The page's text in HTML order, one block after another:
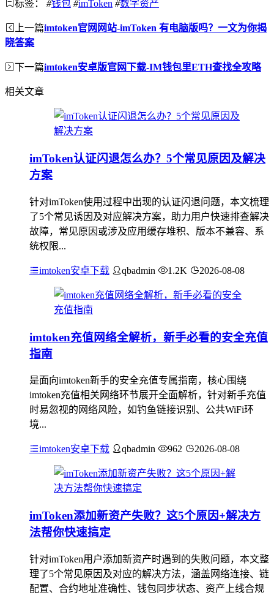
标签： #钱包 #imToken #数字资产
上一篇imtoken官网网站-imToken 有电脑版吗？一文为你揭
晓答案
下一篇imtoken安卓版官网下载-IM钱包里ETH查找全攻略
相关文章
imToken认证闪退怎么办？5个常见原因及解决
方案
针对imToken使用过程中出现的认证闪退问题，本文梳理
了5个常见诱因及对应解决方案，助力用户快速排查解决
故障，常见原因或涉及应用缓存堆积、版本不兼容、系
统权限...
imtoken安卓下载 qbadmin 1.2K 2026-08-08
imtoken充值网络全解析，新手必看的安全充值
指南
是面向imtoken新手的安全充值专属指南，核心围绕
imtoken充值相关网络环节展开全面解析，针对新手充值
时易忽视的网络风险，如钓鱼链接识别、公共WiFi环
境...
imtoken安卓下载 qbadmin 962 2026-08-08
imToken添加新资产失败？这5个原因+解决方
法帮你快速搞定
针对imToken用户添加新资产时遇到的失败问题，本文整
理了5个常见原因及对应的解决方法，涵盖网络连接、链
配置、合约地址准确性、钱包同步状态、资产上线合规